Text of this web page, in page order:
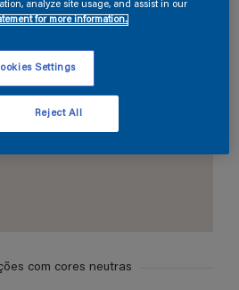
com cores neutras
analyze site usage, and assist in our
for more information.
Settings
Reject All